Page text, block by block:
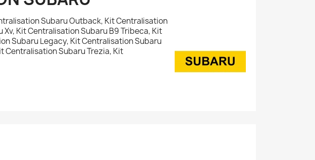
Subaru Outback, Kit Centralisation
Kit Centralisation Subaru B9 Tribeca, Kit
Subaru Legacy, Kit Centralisation Subaru
Centralisation Subaru Trezia, Kit